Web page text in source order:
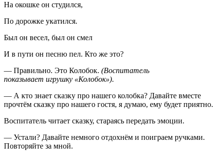
На окошке он студился,
По дорожке укатился.
Был он весел, был он смел
И в пути он песню пел. Кто же это?
— Правильно. Это Колобок. (Воспитатель
показывает игрушку «Колобок»).
— А кто знает сказку про нашего колобка? Давайте вместе
прочтём сказку про нашего гостя, я думаю, ему будет приятно.
Воспитатель читает сказку, стараясь передать эмоции.
— Устали? Давайте немного отдохнём и поиграем ручками.
Повторяйте за мной.